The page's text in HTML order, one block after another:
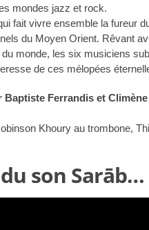
mondes jazz et rock.
fait vivre ensemble la fureur
du Moyen Orient. Rêvant
monde, les six musiciens
de ces mélopées
Baptiste Ferrandis et
Khoury au trombone,
son Sarāb…